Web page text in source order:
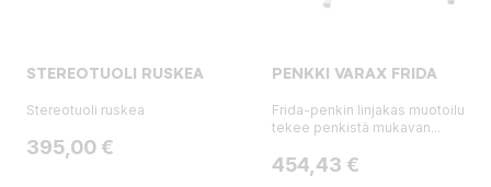
STEREOTUOLI RUSKEA
Stereotuoli ruskea
Hinta
395,00 €
PENKKI VARAX FRIDA
Frida-penkin linjakas muotoilu
tekee penkistä mukavan...
Hinta
454,43 €